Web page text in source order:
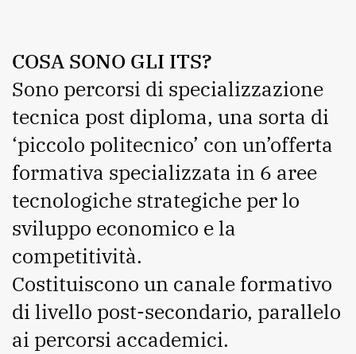
COSA SONO GLI ITS?
Sono percorsi di specializzazione
tecnica post diploma, una sorta di
‘piccolo politecnico’ con un’offerta
formativa specializzata in 6 aree
tecnologiche strategiche per lo
sviluppo economico e la
competitività.
Costituiscono un canale formativo
di livello post-secondario, parallelo
ai percorsi accademici.